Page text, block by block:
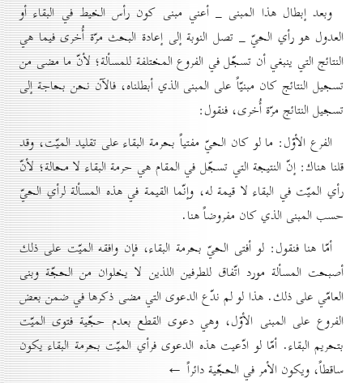
وبعد إبطال هذا المبنى _ أعني مبنى كون رأس الخيط في البقاء أو
العدول هو رأي الحيّ _ تصل النوبة إلى إعادة البحث مرّة أُخرى فيما هي
النتائج التي ينبغي أن تسجّل في الفروع المختلفة للمسألة؛ لأنّ ما مضى من
تسجيل النتائج كان مبنيّاً على المبنى الذي أبطلناه، فالآن نحن بحاجة إلى
تسجيل النتائج مرّة أُخرى، فنقول:
الفرع الأوّل: ما لو كان الحيّ مفتياً بحرمة البقاء على تقليد الميّت، وقد
قلنا هناك: إنّ النتيجة التي تسجّل في المقام هي حرمة البقاء لا محالة؛ لأنّ
رأي الميّت في البقاء لا قيمة له، وإنّما القيمة في هذه المسألة لرأي الحيّ
حسب المبنى الذي كان مفروضاً هنا.
أمّا هنا فنقول: لو أفتى الحيّ بحرمة البقاء، فإن وافقه الميّت على ذلك
أصبحت المسألة مورد اتّفاق للطرفين اللذين لا يخلوان من الحجّة وبنى
العامّي على ذلك. هذا لو لم ندّع الدعوى التي مضى ذكرها في ضمن بعض
الفروع على المبنى الأوّل، وهي دعوى القطع بعدم حجّية فتوى الميّت
بتحريم البقاء. أمّا لو ادّعيت هذه الدعوى فرأي الميّت بحرمة البقاء يكون
ساقطاً، ويكون الأمر في الحجّية دائراً ←